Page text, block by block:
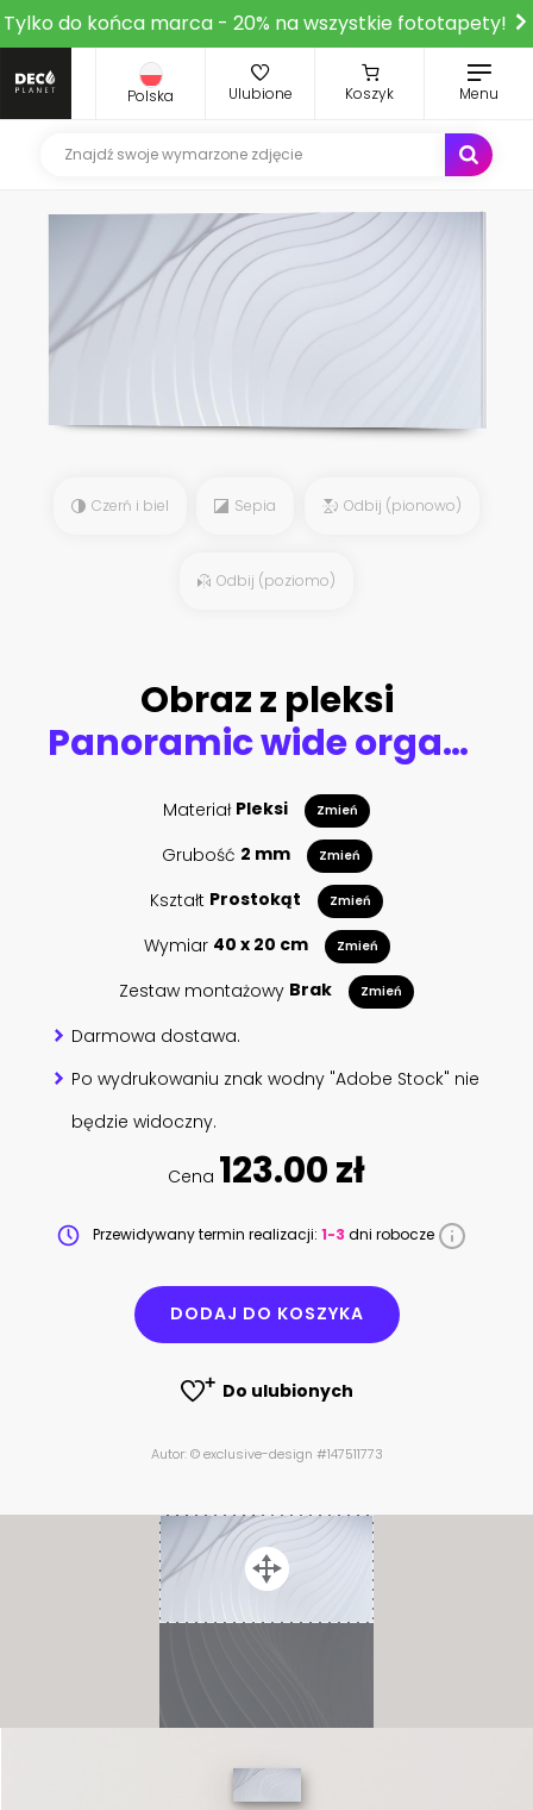
Tylko do końca marca - 20% na wszystkie fototapety!
Polska Ulubione Koszyk Menu
Czerń i biel Sepia Odbij (pionowo)
Odbij (poziomo)
Obraz z pleksi
Panoramic wide organic food background
Materiał Pleksi Zmień
Grubość 2 mm Zmień
Kształt Prostokąt Zmień
Wymiar 40 x 20 cm Zmień
Zestaw montażowy Brak Zmień
Darmowa dostawa.
Po wydrukowaniu znak wodny "Adobe Stock" nie
będzie widoczny.
Cena 123.00 zł
Przewidywany termin realizacji: 1-3 dni robocze
DODAJ DO KOSZYKA
Do ulubionych
Autor: © exclusive-design #147511773